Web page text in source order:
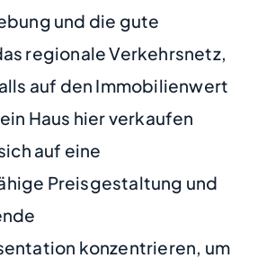
und die gute
regionale Verkehrsnetz,
auf den Immobilienwert
Haus hier verkaufen
auf eine
Preisgestaltung und
konzentrieren, um